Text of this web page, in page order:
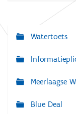
N
a
i
g
Watertoets
Meerlaagse
Blue Deal